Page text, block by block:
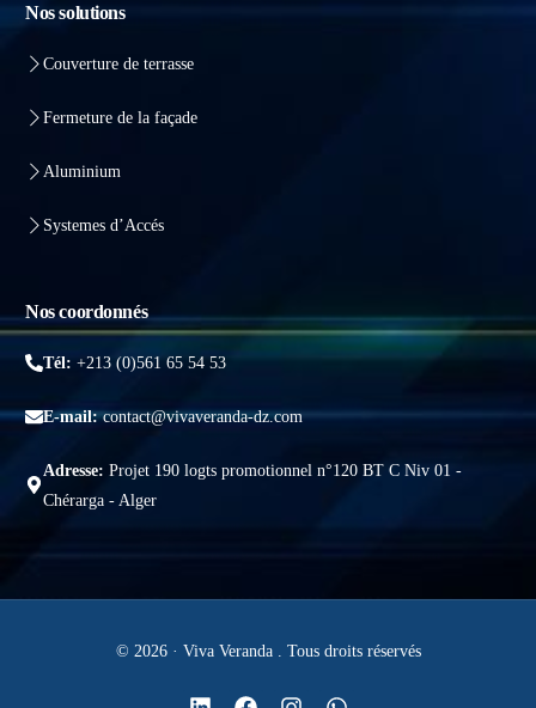
Nos solutions
Couverture de terrasse
Fermeture de la façade
Aluminium
Systemes d’Accés
Nos coordonnés
Tél:+213 (0)561 65 54 53
E-mail:contact@vivaveranda-dz.com
Adresse:Projet 190 logts promotionnel n°120 BT C Niv 01 -
Chérarga - Alger
© 2026 · Viva Veranda . Tous droits réservés